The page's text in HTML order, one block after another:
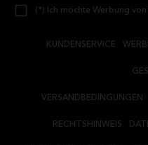
(*) Ich möchte Werbung
KUNDENSERVICE
VERSANDBEDINGUNGEN
RECHTSHINWEIS